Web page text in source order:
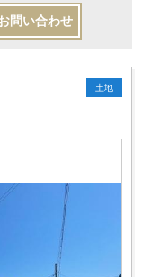
問い合わせ
土地